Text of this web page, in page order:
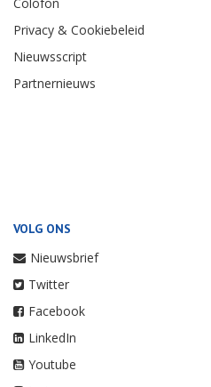
Privacy & Cookiebeleid
Nieuwsscript
Partnernieuws
VOLG ONS
Nieuwsbrief
Twitter
Facebook
LinkedIn
Youtube